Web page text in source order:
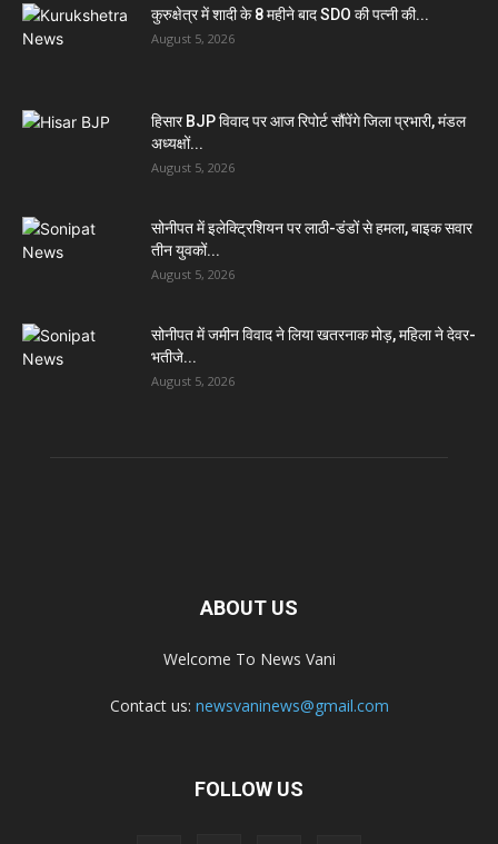
कुरुक्षेत्र में शादी के 8 महीने बाद SDO की पत्नी की...
August 5, 2026
हिसार BJP विवाद पर आज रिपोर्ट सौंपेंगे जिला प्रभारी, मंडल
अध्यक्षों...
August 5, 2026
सोनीपत में इलेक्ट्रिशियन पर लाठी-डंडों से हमला, बाइक सवार
तीन युवकों...
August 5, 2026
सोनीपत में जमीन विवाद ने लिया खतरनाक मोड़, महिला ने देवर-
भतीजे...
August 5, 2026
ABOUT US
Welcome To News Vani
Contact us: newsvaninews@gmail.com
FOLLOW US